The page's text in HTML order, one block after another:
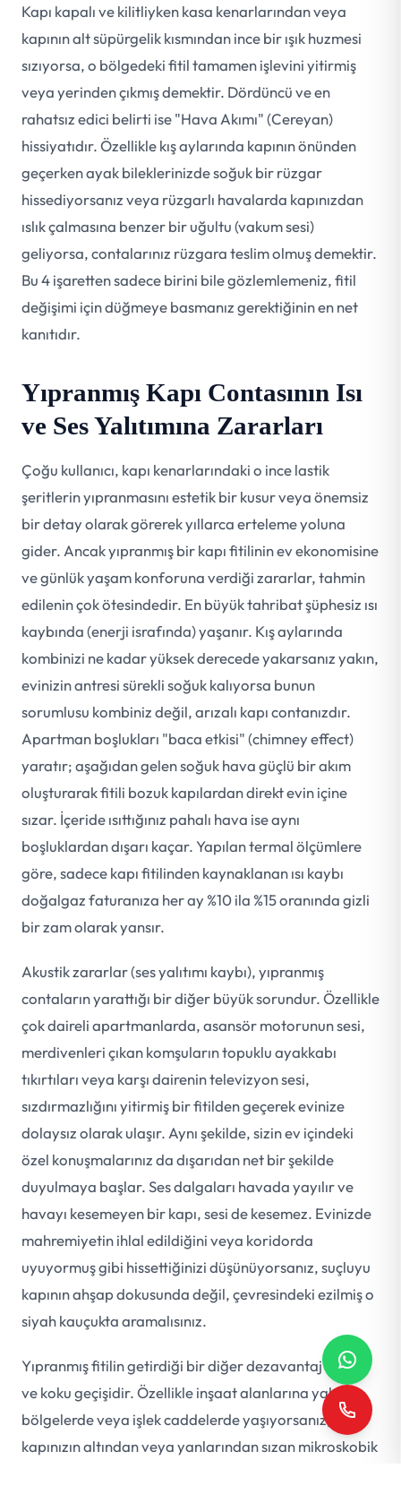
Kapı kapalı ve kilitliyken kasa kenarlarından veya
kapının alt süpürgelik kısmından ince bir ışık huzmesi
sızıyorsa, o bölgedeki fitil tamamen işlevini yitirmiş
veya yerinden çıkmış demektir. Dördüncü ve en
rahatsız edici belirti ise "Hava Akımı" (Cereyan)
hissiyatıdır. Özellikle kış aylarında kapının önünden
geçerken ayak bileklerinizde soğuk bir rüzgar
hissediyorsanız veya rüzgarlı havalarda kapınızdan
ıslık çalmasına benzer bir uğultu (vakum sesi)
geliyorsa, contalarınız rüzgara teslim olmuş demektir.
Bu 4 işaretten sadece birini bile gözlemlemeniz, fitil
değişimi için düğmeye basmanız gerektiğinin en net
kanıtıdır.
Yıpranmış Kapı Contasının Isı
ve Ses Yalıtımına Zararları
Çoğu kullanıcı, kapı kenarlarındaki o ince lastik
şeritlerin yıpranmasını estetik bir kusur veya önemsiz
bir detay olarak görerek yıllarca erteleme yoluna
gider. Ancak yıpranmış bir kapı fitilinin ev ekonomisine
ve günlük yaşam konforuna verdiği zararlar, tahmin
edilenin çok ötesindedir. En büyük tahribat şüphesiz ısı
kaybında (enerji israfında) yaşanır. Kış aylarında
kombinizi ne kadar yüksek derecede yakarsanız yakın,
evinizin antresi sürekli soğuk kalıyorsa bunun
sorumlusu kombiniz değil, arızalı kapı contanızdır.
Apartman boşlukları "baca etkisi" (chimney effect)
yaratır; aşağıdan gelen soğuk hava güçlü bir akım
oluşturarak fitili bozuk kapılardan direkt evin içine
sızar. İçeride ısıttığınız pahalı hava ise aynı
boşluklardan dışarı kaçar. Yapılan termal ölçümlere
göre, sadece kapı fitilinden kaynaklanan ısı kaybı
doğalgaz faturanıza her ay %10 ila %15 oranında gizli
bir zam olarak yansır.
Akustik zararlar (ses yalıtımı kaybı), yıpranmış
contaların yarattığı bir diğer büyük sorundur. Özellikle
çok daireli apartmanlarda, asansör motorunun sesi,
merdivenleri çıkan komşuların topuklu ayakkabı
tıkırtıları veya karşı dairenin televizyon sesi,
sızdırmazlığını yitirmiş bir fitilden geçerek evinize
dolaysız olarak ulaşır. Aynı şekilde, sizin ev içindeki
özel konuşmalarınız da dışarıdan net bir şekilde
duyulmaya başlar. Ses dalgaları havada yayılır ve
havayı kesemeyen bir kapı, sesi de kesemez. Evinizde
mahremiyetin ihlal edildiğini veya koridorda
uyuyormuş gibi hissettiğinizi düşünüyorsanız, suçluyu
kapının ahşap dokusunda değil, çevresindeki ezilmiş o
siyah kauçukta aramalısınız.
Yıpranmış fitilin getirdiği bir diğer dezavantaj ise toz
ve koku geçişidir. Özellikle inşaat alanlarına yakın
bölgelerde veya işlek caddelerde yaşıyorsanız,
kapınızın altından veya yanlarından sızan mikroskobik